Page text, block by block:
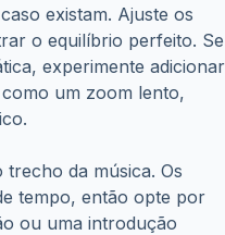
existam. Ajuste os
o equilíbrio perfeito. Se
experimente adicionar
um zoom lento,
da música. Os
tempo, então opte por
ou uma introdução